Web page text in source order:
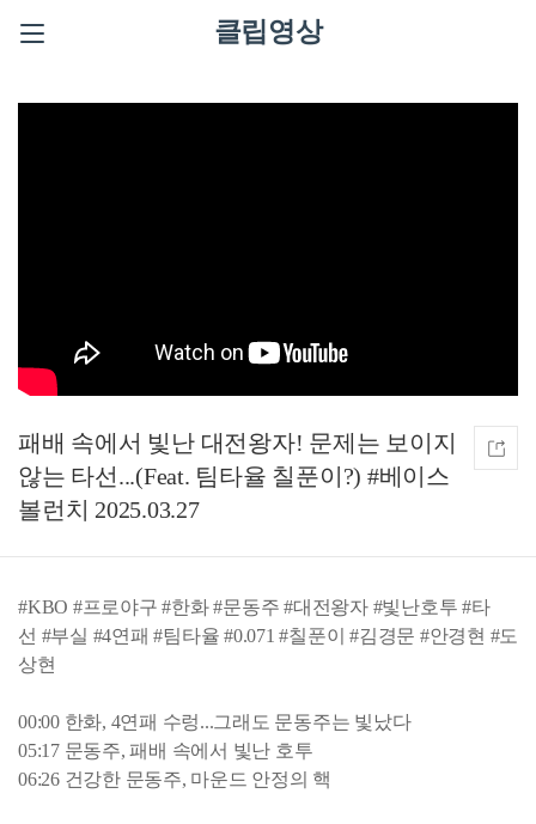
클립영상
패배 속에서 빛난 대전왕자! 문제는 보이지
않는 타선...(Feat. 팀타율 칠푼이?) #베이스
볼런치 2025.03.27
#KBO #프로야구 #한화 #문동주 #대전왕자 #빛난호투 #타
선 #부실 #4연패 #팀타율 #0.071 #칠푼이 #김경문 #안경현 #도
상현
00:00 한화, 4연패 수렁...그래도 문동주는 빛났다
05:17 문동주, 패배 속에서 빛난 호투
06:26 건강한 문동주, 마운드 안정의 핵